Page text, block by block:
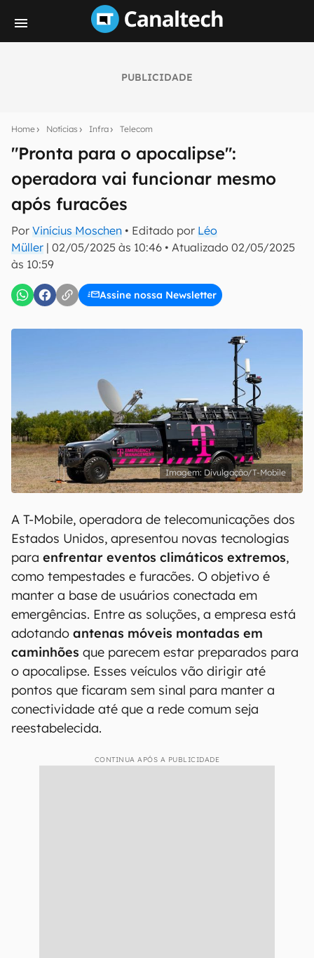
PUBLICIDADE
Home Notícias Infra Telecom
"Pronta para o apocalipse":
operadora vai funcionar mesmo
após furacões
Por Vinícius Moschen • Editado por Léo
Müller | 02/05/2025 às 10:46 • Atualizado 02/05/2025
às 10:59
Assine nossa Newsletter
notícias e reviews sobre tecnologia em primeira
E-mail
inscreva-se
Uso e Política de Privacidade do Canaltech.
Divulgação/T-Mobile
A T-Mobile, operadora de telecomunicações dos
Estados Unidos, apresentou novas tecnologias
para enfrentar eventos climáticos extremos,
como tempestades e furacões. O objetivo é
manter a base de usuários conectada em
emergências. Entre as soluções, a empresa está
adotando antenas móveis montadas em
caminhões que parecem estar preparados para
o apocalipse. Esses veículos vão dirigir até
pontos que ficaram sem sinal para manter a
conectividade até que a rede comum seja
reestabelecida.
CONTINUA APÓS A PUBLICIDADE